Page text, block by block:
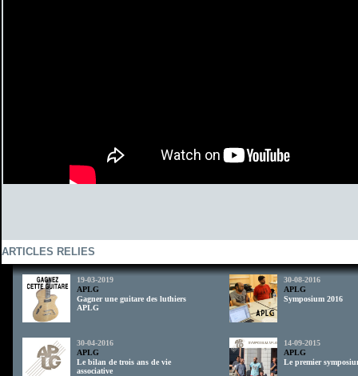
ARTICLES RELIES
19-03-2019
APLG
Gagner une guitare des luthiers
APLG
30-08-2016
APLG
Symposium 2016
30-04-2016
APLG
Le bilan de trois ans de vie
associative
14-09-2015
APLG
Le premier